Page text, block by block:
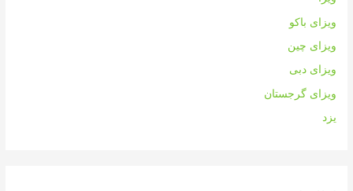
ویزای باکو
ویزای چین
ویزای دبی
ویزای گرجستان
یزد